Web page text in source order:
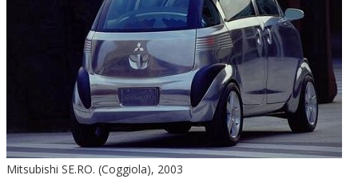
Mitsubishi SE.RO. (Coggiola), 2003